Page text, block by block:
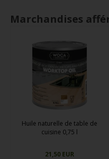
Marchandises
Huile naturelle de table de
cuisine 0,75 l
21,50 EUR